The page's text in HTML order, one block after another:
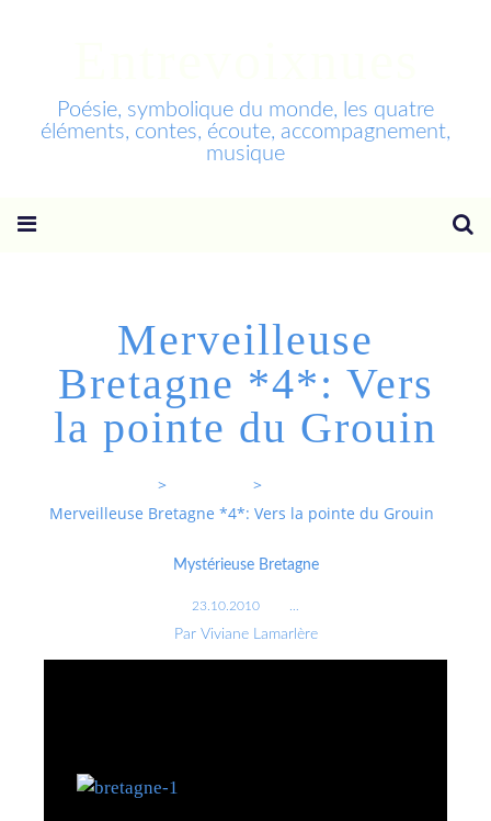
Poésie, symbolique du monde, les quatre
éléments, contes, écoute, accompagnement,
musique
Merveilleuse
Bretagne *4*: Vers
la pointe du Grouin
>
>
Merveilleuse Bretagne *4*: Vers la pointe du Grouin
Mystérieuse Bretagne
23.10.2010
Par Viviane Lamarlère